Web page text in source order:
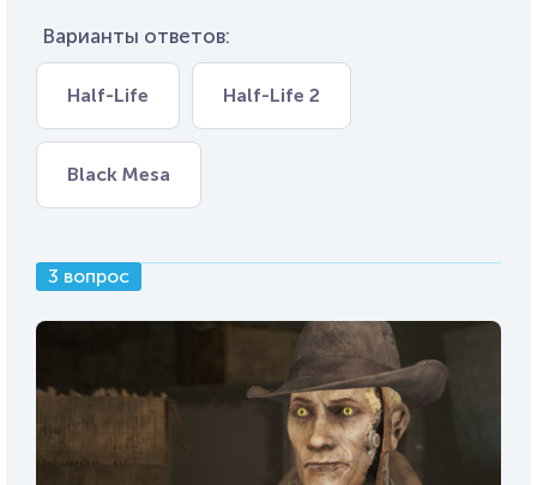
Варианты ответов:
Half-Life Half-Life 2
Black Mesa
3 вопрос